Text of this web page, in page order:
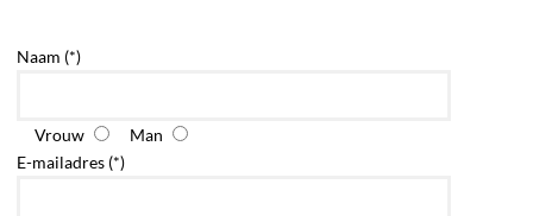
Naam (*)
Vrouw
Man
E-mailadres (*)